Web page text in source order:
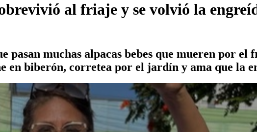
al friaje y se volvió la
muchas alpacas bebes que mueren por el
en biberón, corretea por el jardín y ama que la